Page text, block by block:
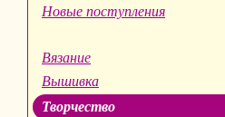
Новые поступления
Вязание
Вышивка
Творчество